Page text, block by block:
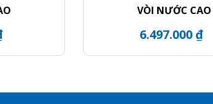
VÒI NƯỚC CAO
6.497.000 ₫